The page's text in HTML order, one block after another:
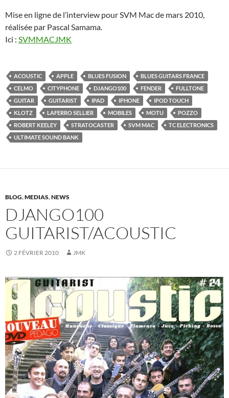
Mise en ligne de l’interview pour SVM Mac de mars 2010,
réalisée par Pascal Samama.
Ici : SVMMACJMK
ACOUSTIC APPLE BLUES FUSION
BLUES GUITARS FRANCE
CELMO
CITYPHONE DJANGO100 FENDER
FULLTONE
GUITAR
GUITARIST IPAD IPHONE
IPOD TOUCH
KLOTZ
LAFERRO SELLIER MOBILES MOTU
POZZO
ROBERT KEELEY
STRATOCASTER SVM MAC
TC ELECTRONICS
ULTIMATE SOUND BANK
BLOG,MEDIAS,NEWS
DJANGO100
GUITARIST/ACOUSTIC
2 FÉVRIER 2010 JMK